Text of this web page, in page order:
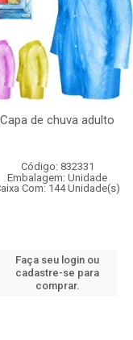
Capa de chuva adulto
Código: 832331
Embalagem: Unidade
Com: 144 Unidade(s)
Faça seu login ou
cadastre-se para
comprar.